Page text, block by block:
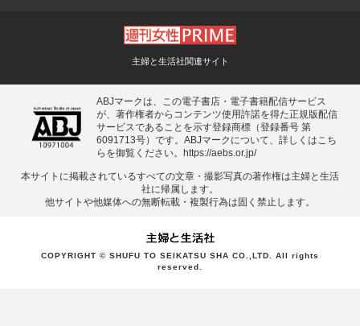
主婦と生活社関連サイト
ABJマークは、この電子書店・電子書籍配信サービス
が、著作権者からコンテンツ使用許諾を得た正規版配信
サービスであることを示す登録商標（登録番号 第
6091713号）です。ABJマークについて、詳しくはこち
らを御覧ください。
https://aebs.or.jp/
本サイトに掲載されているすべての⽂章・撮影写真の著作権は主婦と⽣活
社に帰属します。
他サイトや他媒体への無断転載・複製⾏為は固く禁⽌します。
COPYRIGHT © SHUFU TO SEIKATSU SHA CO.,LTD. All rights
reserved.